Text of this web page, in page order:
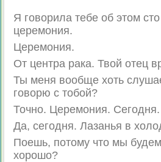
Я говорила тебе об этом
церемония.
Церемония.
От центра рака. Твой отец
Ты меня вообще хоть
говорю с тобой?
Точно. Церемония. Сегодня.
Да, сегодня. Лазанья в
Поешь, потому что мы
хорошо?